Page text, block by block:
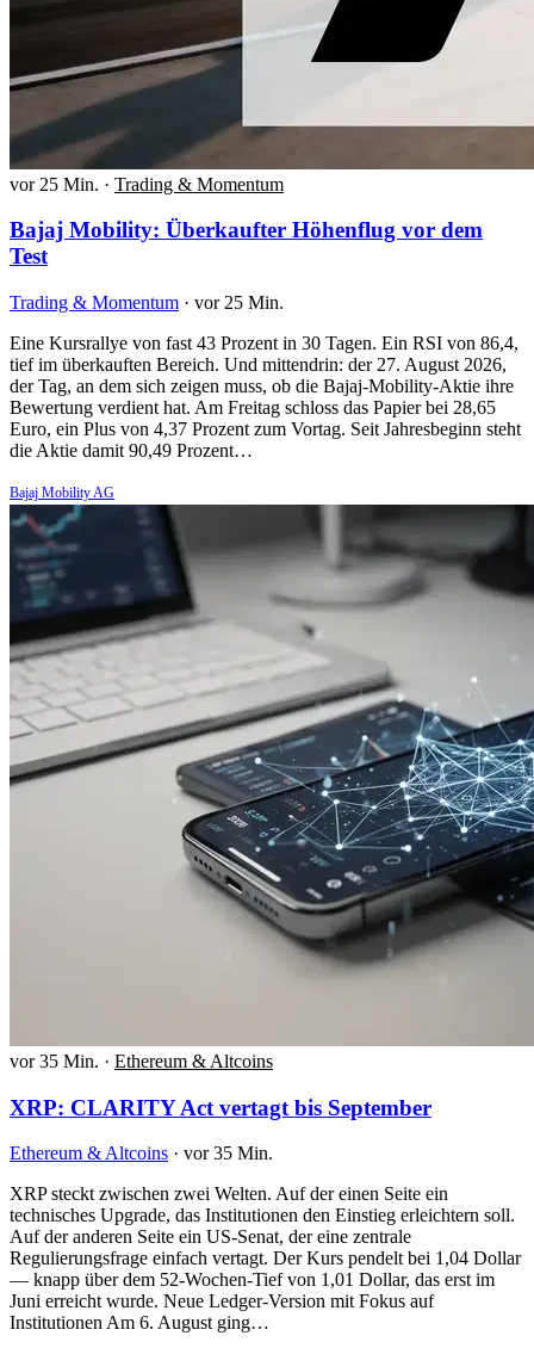
vor 25 Min. · Trading & Momentum
Bajaj Mobility: Überkaufter Höhenflug vor dem
Test
Trading & Momentum · vor 25 Min.
Eine Kursrallye von fast 43 Prozent in 30 Tagen. Ein RSI von 86,4,
tief im überkauften Bereich. Und mittendrin: der 27. August 2026,
der Tag, an dem sich zeigen muss, ob die Bajaj-Mobility-Aktie ihre
Bewertung verdient hat. Am Freitag schloss das Papier bei 28,65
Euro, ein Plus von 4,37 Prozent zum Vortag. Seit Jahresbeginn steht
die Aktie damit 90,49 Prozent…
Bajaj Mobility AG
vor 35 Min. · Ethereum & Altcoins
XRP: CLARITY Act vertagt bis September
Ethereum & Altcoins · vor 35 Min.
XRP steckt zwischen zwei Welten. Auf der einen Seite ein
technisches Upgrade, das Institutionen den Einstieg erleichtern soll.
Auf der anderen Seite ein US-Senat, der eine zentrale
Regulierungsfrage einfach vertagt. Der Kurs pendelt bei 1,04 Dollar
— knapp über dem 52-Wochen-Tief von 1,01 Dollar, das erst im
Juni erreicht wurde. Neue Ledger-Version mit Fokus auf
Institutionen Am 6. August ging…